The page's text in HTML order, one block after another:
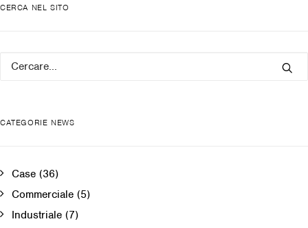
CERCA NEL SITO
CATEGORIE NEWS
Case (36)
Commerciale (5)
Industriale (7)